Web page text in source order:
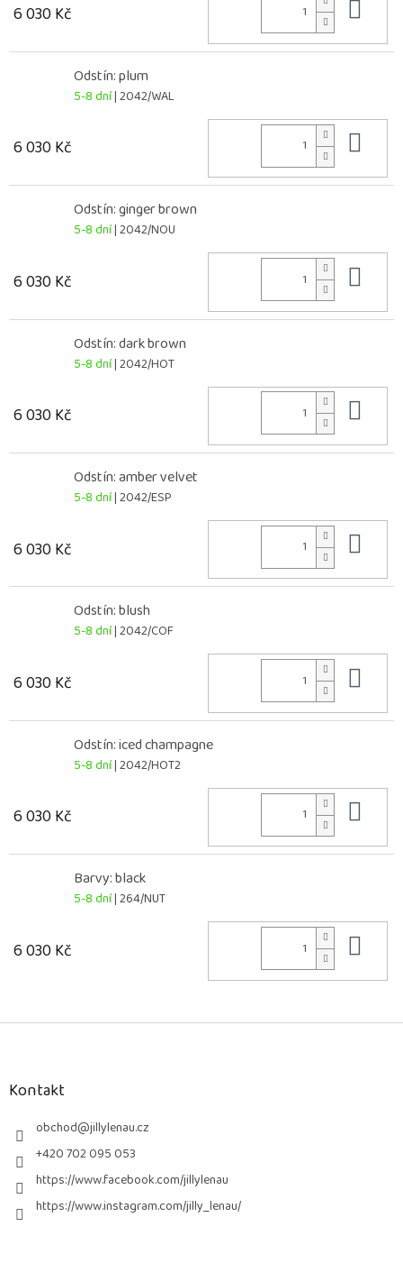
6 030 Kč
Odstín: plum
5-8 dní| 2042/WAL
6 030 Kč
Odstín: ginger brown
5-8 dní| 2042/NOU
6 030 Kč
Odstín: dark brown
5-8 dní| 2042/HOT
6 030 Kč
Odstín: amber velvet
5-8 dní| 2042/ESP
6 030 Kč
Odstín: blush
5-8 dní| 2042/COF
6 030 Kč
Odstín: iced champagne
5-8 dní| 2042/HOT2
6 030 Kč
Barvy: black
5-8 dní| 264/NUT
6 030 Kč
Z
Kontakt
obchod@jillylenau.cz
+420 702 095 053
https://www.facebook.com/jillylenau
https://www.instagram.com/jilly_lenau/